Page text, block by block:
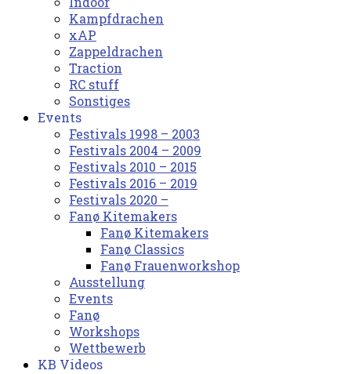
Kampfdrachen
xAP
Zappeldrachen
Traction
RC stuff
Sonstiges
Events
Festivals 1998 – 2003
Festivals 2004 – 2009
Festivals 2010 – 2015
Festivals 2016 – 2019
Festivals 2020 –
Fanø Kitemakers
Fanø Kitemakers
Fanø Classics
Fanø Frauenworkshop
Ausstellung
Events
Fanø
Workshops
Wettbewerb
KB Videos